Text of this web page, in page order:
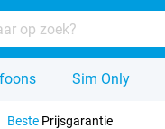
Sim Only
Beste Prijsgarantie